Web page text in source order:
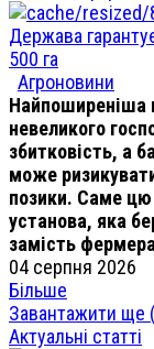
Держава
500 га
Агроновини
Найпоширеніша
невеликого
збитковість, а
може
позики. Саме
установа, яка
замість
04 серпня 2026
Більше
Завантажити ще (
Актуальні статті